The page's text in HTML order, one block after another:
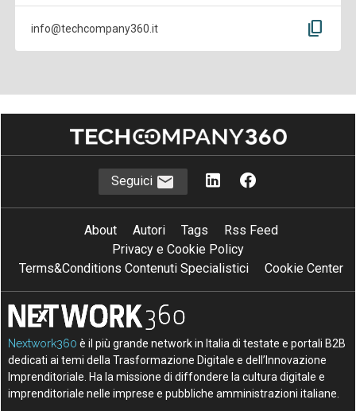
info@techcompany360.it content_copy
Seguici
About Autori Tags
Rss Feed
Privacy e Cookie Policy
Terms&Conditions Contenuti Specialistici
Cookie Center
Nextwork360 è il più grande network in Italia di testate e portali B2B
dedicati ai temi della Trasformazione Digitale e dell’Innovazione
Imprenditoriale. Ha la missione di diffondere la cultura digitale e
imprenditoriale nelle imprese e pubbliche amministrazioni italiane.